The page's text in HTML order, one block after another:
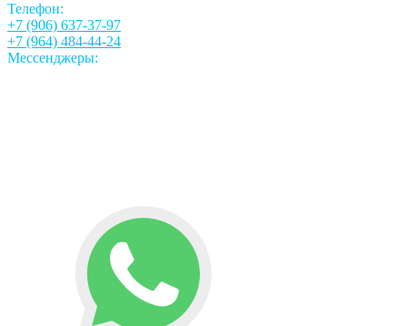
Телефон:
+7 (906) 637-37-97
+7 (964) 484-44-24
Мессенджеры: